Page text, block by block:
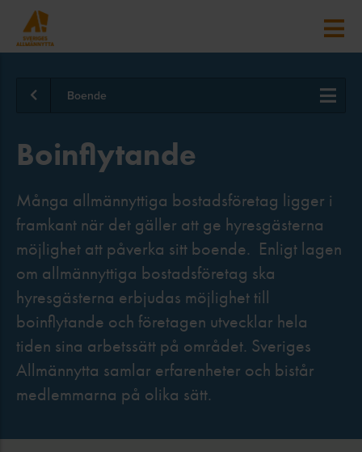
Boende
Boinflytande
Många allmännyttiga bostadsföretag ligger i
framkant när det gäller att ge hyresgästerna
möjlighet att påverka sitt boende. Enligt lagen
om allmännyttiga bostadsföretag ska
hyresgästerna erbjudas möjlighet till
boinflytande och företagen utvecklar hela
tiden sina arbetssätt på området. Sveriges
Allmännytta samlar erfarenheter och bistår
medlemmarna på olika sätt.